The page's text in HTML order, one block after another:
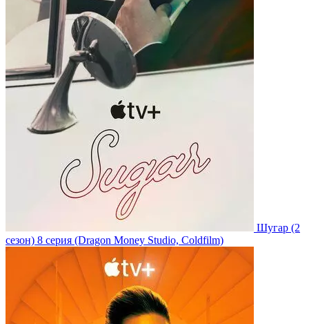
Шугар (2
сезон) 8 серия (Dragon Money Studio, Coldfilm)